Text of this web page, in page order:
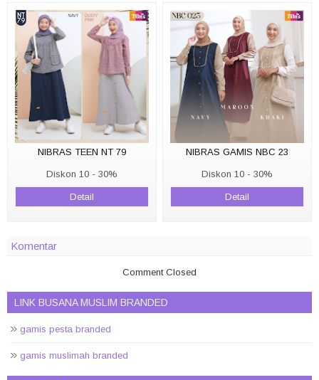
NIBRAS TEEN NT 79
Diskon 10 - 30%
Detail
NIBRAS GAMIS NBC 23
Diskon 10 - 30%
Detail
Komentar
Comment Closed
LINK BUSANA MUSLIM BRANDED
gamis pesta branded
gamis muslimah branded